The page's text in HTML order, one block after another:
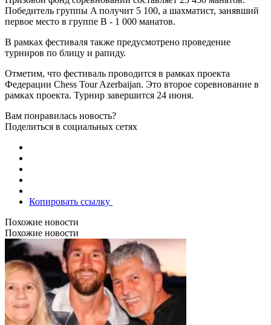
Победитель группы A получит 5 100, а шахматист, занявший
первое место в группе B - 1 000 манатов.
В рамках фестиваля также предусмотрено проведение
турниров по блицу и рапиду.
Отметим, что фестиваль проводится в рамках проекта
Федерации Chess Tour Azerbaijan. Это второе соревнование в
рамках проекта. Турнир завершится 24 июня.
Вам понравилась новость?
Поделиться в социальных сетях
Копировать ссылку
Похожие новости
Похожие новости